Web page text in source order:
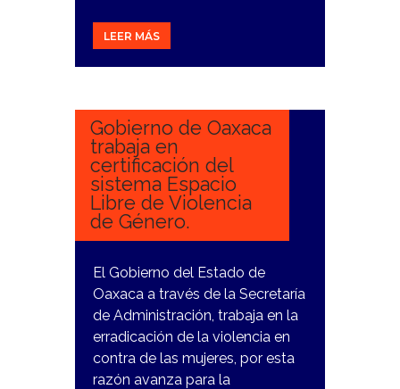
LEER MÁS
13
Gobierno de Oaxaca
trabaja en
certificación del
sistema Espacio
Libre de Violencia
de Género.
El Gobierno del Estado de
Oaxaca a través de la Secretaría
de Administración, trabaja en la
erradicación de la violencia en
contra de las mujeres, por esta
razón avanza para la